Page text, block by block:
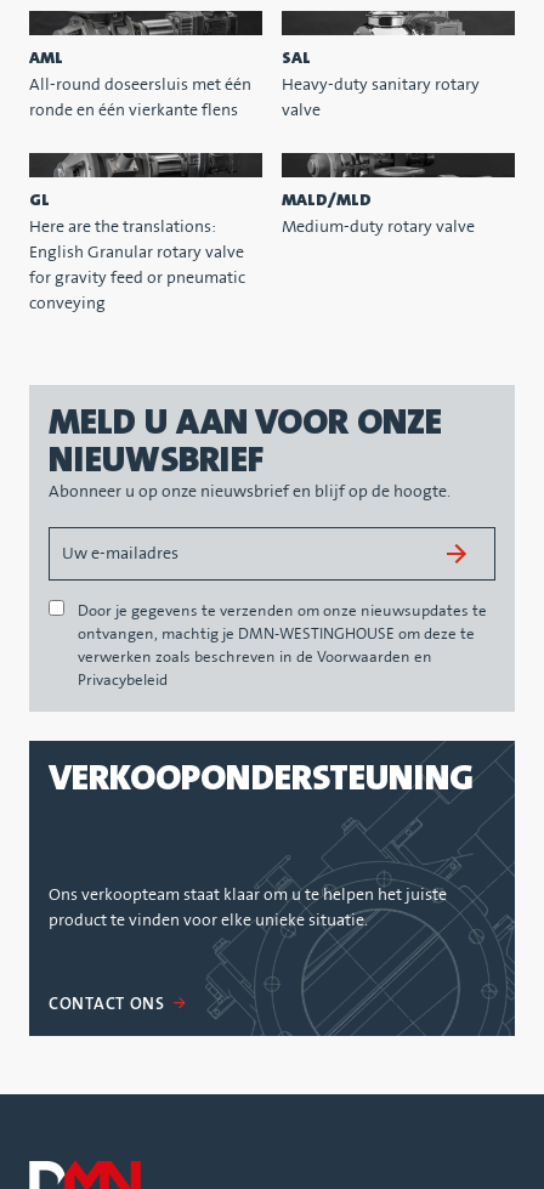
AML
All-round doseersluis met één
ronde en één vierkante flens
SAL
Heavy-duty sanitary rotary
valve
GL
Here are the translations:
English Granular rotary valve
for gravity feed or pneumatic
conveying
MALD/MLD
Medium-duty rotary valve
MELD U AAN VOOR ONZE
NIEUWSBRIEF
Abonneer u op onze nieuwsbrief en blijf op de hoogte.
Door je gegevens te verzenden om onze nieuwsupdates te
ontvangen, machtig je DMN-WESTINGHOUSE om deze te
verwerken zoals beschreven in de Voorwaarden en
Privacybeleid
VERKOOPONDERSTEUNING
Ons verkoopteam staat klaar om u te helpen het juiste
product te vinden voor elke unieke situatie.
CONTACT ONS